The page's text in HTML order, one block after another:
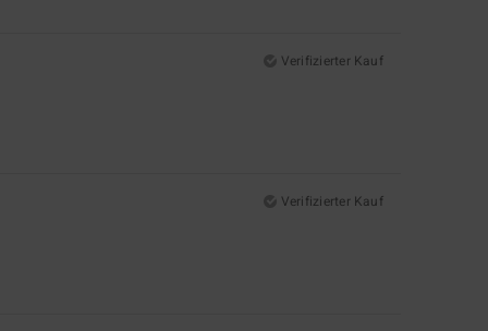
Verifizierter Kauf
Verifizierter Kauf